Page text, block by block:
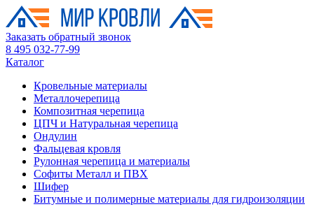
Заказать обратный звонок
8 495 032-77-99
Каталог
Кровельные материалы
Металлочерепица
Композитная черепица
ЦПЧ и Натуральная черепица
Ондулин
Фальцевая кровля
Рулонная черепица и материалы
Софиты Металл и ПВХ
Шифер
Битумные и полимерные материалы для гидроизоляции